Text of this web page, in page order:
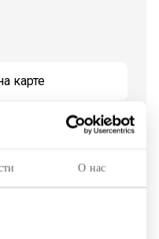
О нас
карте
занимается
ювелирных
можете купить
качеству и